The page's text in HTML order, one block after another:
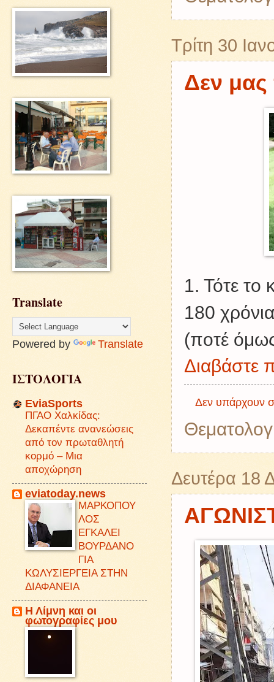
Τρίτη 30
Δεν μας
1. Τότε το
180
(ποτέ
Διαβάστε
Δεν υπάρχουν
Δευτέρα 18
Translate
Powered by Translate
ΙΣΤΟΛΟΓΙΑ
EviaSports
ΠΓΑΟ Χαλκίδας:
Δεκαπέντε ανανεώσεις
από τον πρωταθλητή
κορμό – Μια
αποχώρηση
eviatoday.news
ΜΑΡΚΟΠΟΥ
ΛΟΣ
ΕΓΚΑΛΕΙ
ΒΟΥΡΔΑΝΟ
ΓΙΑ
ΚΩΛΥΣΙΕΡΓΕΙΑ ΣΤΗΝ
ΔΙΑΦΑΝΕΙΑ
Η Λίμνη και οι
φωτογραφίες μου